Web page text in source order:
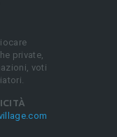
private,
voti